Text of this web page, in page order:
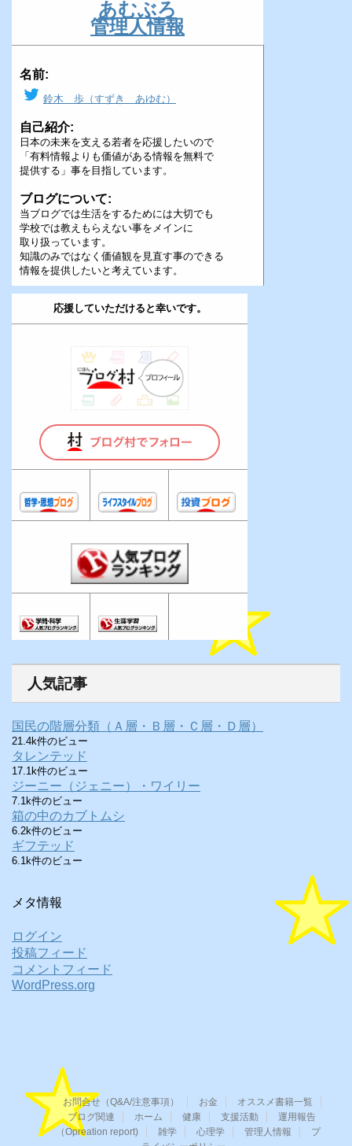
あむぶろ
管理人情報
名前:
鈴木 歩（すずき あゆむ）
自己紹介:
日本の未来を支える若者を応援したいので
「有料情報よりも価値がある情報を無料で
提供する」事を目指しています。
ブログについて:
当ブログでは生活をするためには大切でも
学校では教えもらえない事をメインに
取り扱っています。
知識のみではなく価値観を見直す事のできる
情報を提供したいと考えています。
応援していただけると幸いです。
人気記事
国民の階層分類（Ａ層・Ｂ層・Ｃ層・Ｄ層）
21.4k件のビュー
タレンテッド
17.1k件のビュー
ジーニー（ジェニー）・ワイリー
7.1k件のビュー
箱の中のカブトムシ
6.2k件のビュー
ギフテッド
6.1k件のビュー
メタ情報
ログイン
投稿フィード
コメントフィード
WordPress.org
お問合せ（Q&A/注意事項） お金
オススメ書籍一覧
ブログ関連
ホーム 健康 支援活動
運用報告
（Opreation report)
雑学 心理学 管理人情報
プ